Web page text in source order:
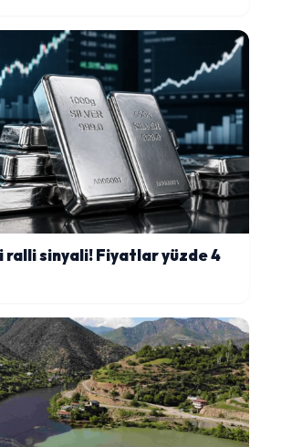
ralli sinyali! Fiyatlar yüzde 4